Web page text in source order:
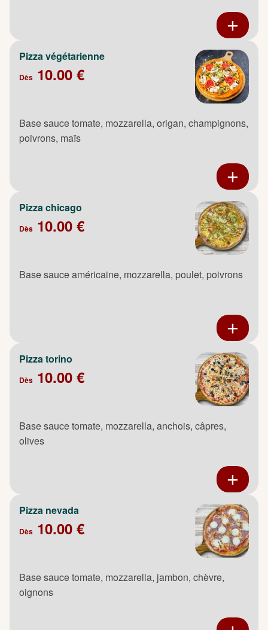
Pizza végétarienne
Dès 10.00 €
Base sauce tomate, mozzarella, origan, champignons,
poivrons, maïs
Pizza chicago
Dès 10.00 €
Base sauce américaine, mozzarella, poulet, poivrons
Pizza torino
Dès 10.00 €
Base sauce tomate, mozzarella, anchois, câpres,
olives
Pizza nevada
Dès 10.00 €
Base sauce tomate, mozzarella, jambon, chèvre,
oignons